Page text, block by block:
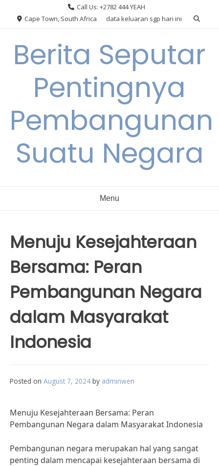
Call Us: +2782 444 YEAH
Cape Town, South Africa
data keluaran sgp hari ini
Berita Seputar
Pentingnya
Pembangunan
Suatu Negara
Menu
Menuju Kesejahteraan
Bersama: Peran
Pembangunan Negara
dalam Masyarakat
Indonesia
Posted on August 7, 2024 by adminwen
Menuju Kesejahteraan Bersama: Peran
Pembangunan Negara dalam Masyarakat Indonesia
Pembangunan negara merupakan hal yang sangat
penting dalam mencapai kesejahteraan bersama di